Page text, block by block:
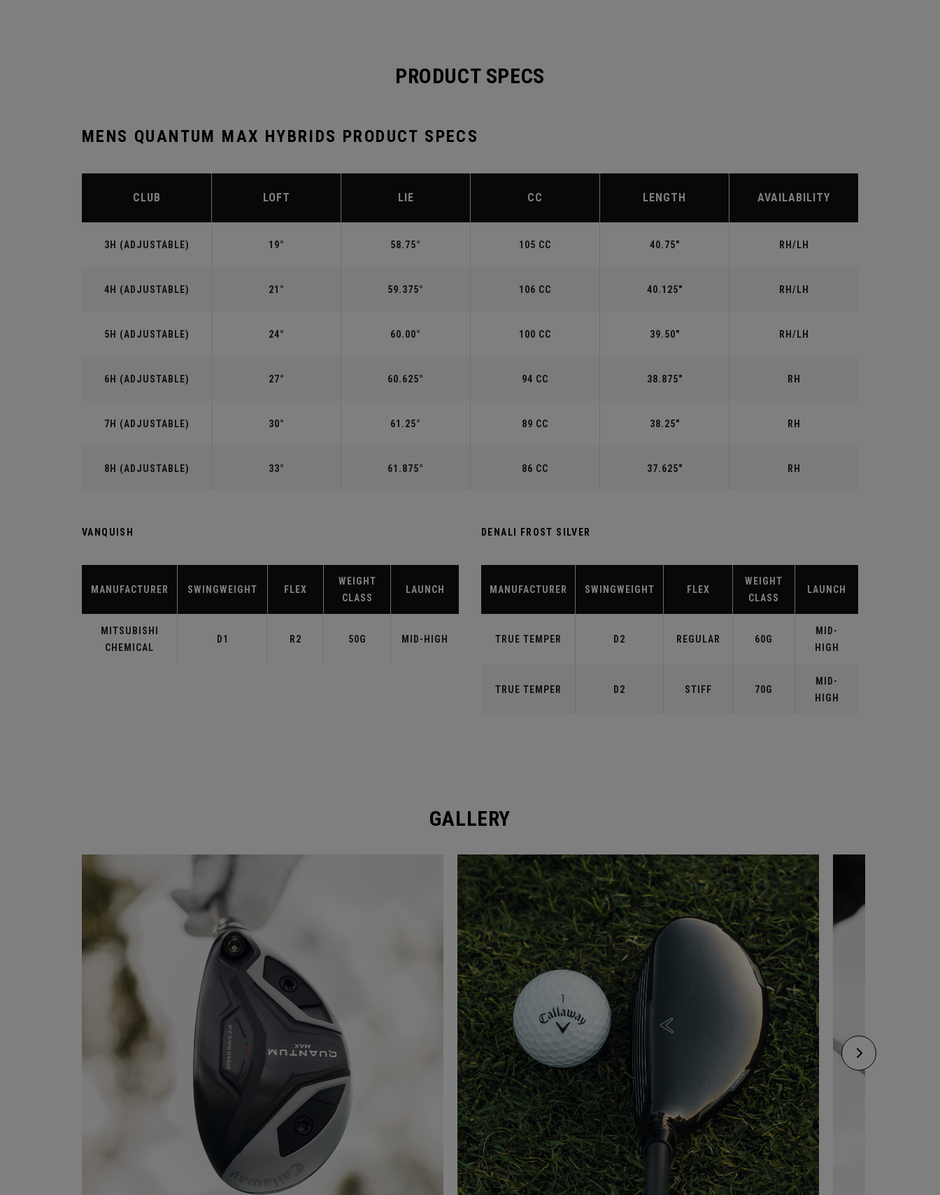
PRODUCT SPECS
MENS QUANTUM MAX HYBRIDS PRODUCT SPECS
CLUB LOFT LIE CC LENGTH AVAILABILITY
3H (ADJUSTABLE) 19° 58.75° 105 CC 40.75" RH/LH
4H (ADJUSTABLE) 21° 59.375° 106 CC 40.125" RH/LH
5H (ADJUSTABLE) 24° 60.00° 100 CC 39.50" RH/LH
6H (ADJUSTABLE) 27° 60.625° 94 CC 38.875" RH
7H (ADJUSTABLE) 30° 61.25° 89 CC 38.25" RH
8H (ADJUSTABLE) 33° 61.875° 86 CC 37.625" RH
VANQUISH
MANUFACTURER SWINGWEIGHT FLEX
WEIGHT
CLASS
LAUNCH
MITSUBISHI
CHEMICAL
D1 R2 50G MID-HIGH
DENALI FROST SILVER
MANUFACTURER SWINGWEIGHT FLEX
WEIGHT
CLASS
LAUNCH
TRUE TEMPER D2 REGULAR 60G
MID-
HIGH
TRUE TEMPER D2 STIFF 70G
MID-
HIGH
GALLERY